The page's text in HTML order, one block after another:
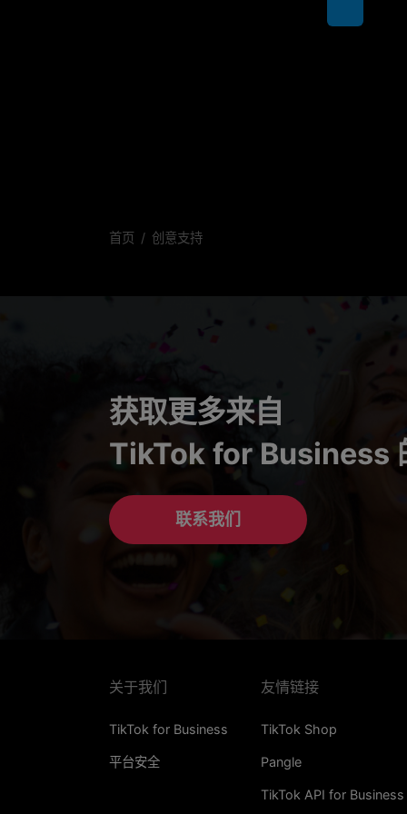
首页 创意支持
获取更多来自
TikTok for Business
联系我们
关于我们
TikTok for Business
平台安全
友情链接
TikTok Shop
Pangle
TikTok API for Business